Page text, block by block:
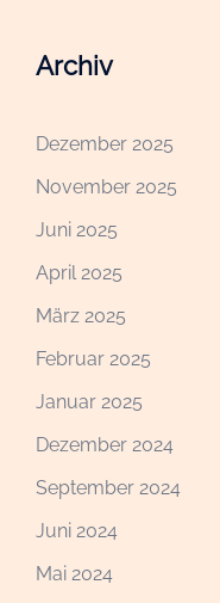
Archiv
Dezember 2025
November 2025
Juni 2025
April 2025
März 2025
Februar 2025
Januar 2025
Dezember 2024
September 2024
Juni 2024
Mai 2024